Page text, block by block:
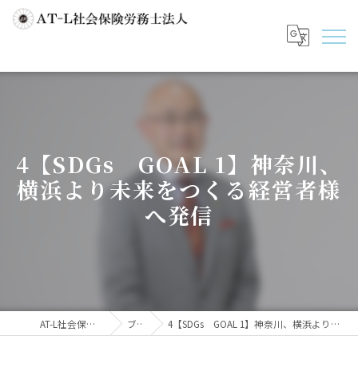
4【SDGs GOAL 1】神奈川、
横浜より未来をつくる経営者様
へ発信
AT-L社会保険労務士法人 ブログ 4【SDGs GOAL 1】神奈川、横浜より未来をつくる経営者様へ発信